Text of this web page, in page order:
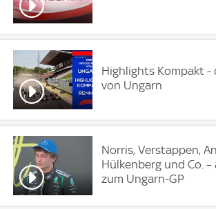
Highlights Kompakt -
von Ungarn
Norris, Verstappen,
Hülkenberg und Co.
zum Ungarn-GP